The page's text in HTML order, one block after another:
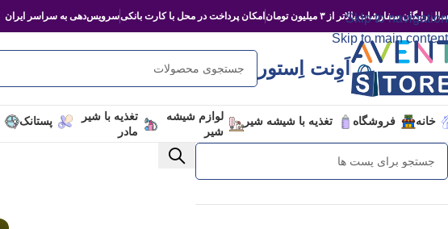
Skip to navigation
Skip to main content
رایگان سفارشات بالاتر از ۳ میلیون تومان امکان پرداخت در محل با کارت بانکیسرویس‌دهی به سراسر ایران
اَوِنت اِستور
خانه فروشگاه تغذیه با شیشه شیر
لوازم شیشه
شیر
تغذیه با شیر
مادر
پستانک